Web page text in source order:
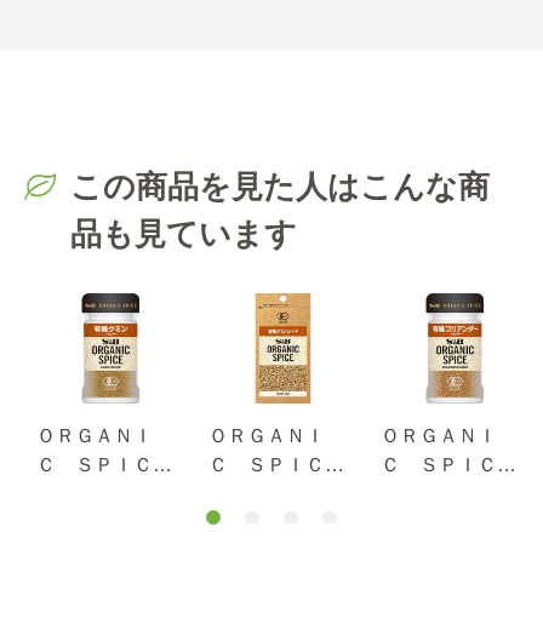
この商品を見た人はこんな商
品も見ています
ＯＲＧＡＮＩ
Ｃ ＳＰＩＣ
ＯＲＧＡＮＩ
Ｃ ＳＰＩＣ
機クミンシー
ＯＲＧＡＮＩ
Ｃ ＳＰＩＣ